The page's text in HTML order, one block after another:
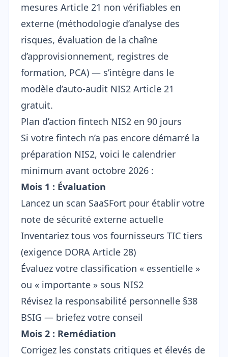
mesures Article 21 non vérifiables en
externe (méthodologie d’analyse des
risques, évaluation de la chaîne
d’approvisionnement, registres de
formation, PCA) — s’intègre dans le
modèle d’auto-audit NIS2 Article 21
gratuit.
Plan d’action fintech NIS2 en 90 jours
Si votre fintech n’a pas encore démarré la
préparation NIS2, voici le calendrier
minimum avant octobre 2026 :
Mois 1 : Évaluation
Lancez un scan SaaSFort pour établir votre
note de sécurité externe actuelle
Inventariez tous vos fournisseurs TIC tiers
(exigence DORA Article 28)
Évaluez votre classification « essentielle »
ou « importante » sous NIS2
Révisez la responsabilité personnelle §38
BSIG — briefez votre conseil
Mois 2 : Remédiation
Corrigez les constats critiques et élevés de